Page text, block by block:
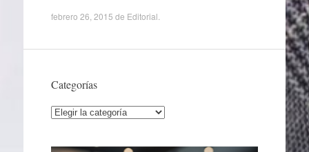
febrero 26, 2015 de Editorial
Categorías
Categorías